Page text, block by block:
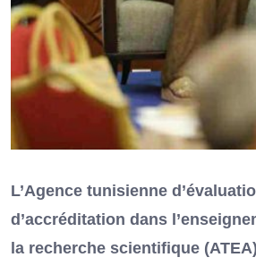
L’Agence tunisienne
d’accréditation dans
la recherche scientifique